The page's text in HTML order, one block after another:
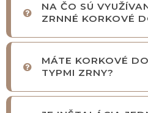
NA ČO SÚ
ZRNNÉ KORKOVÉ
MÁTE KORKOVÉ
TYPMI ZRNY?